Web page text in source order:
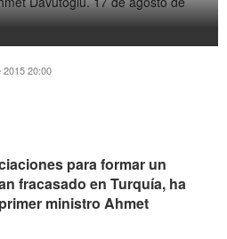
t.me/hispantvcanal
2015 20:00
para formar un
fracasado en Turquía, ha
ministro Ahmet